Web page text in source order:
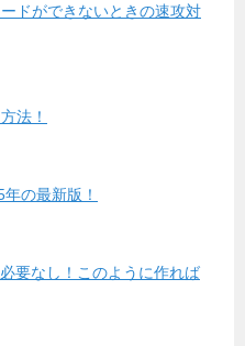
ドができないときの速攻対
法！
の最新版！
要なし！このように作れば